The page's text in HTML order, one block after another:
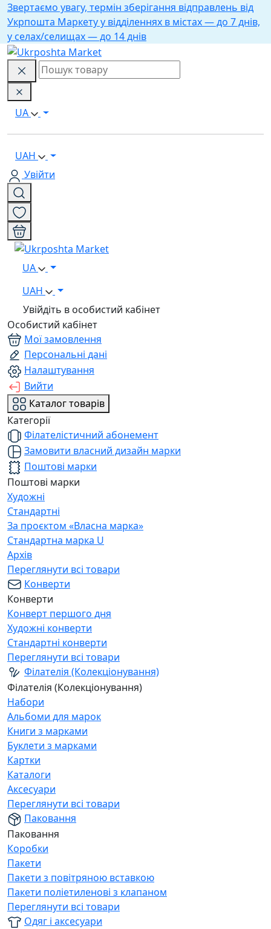
Звертаємо увагу, термін зберігання відправлень від
Укрпошта Маркету у відділеннях в містах — до 7 днів,
у селах/селищах — до 14 днів
UA
UAH
Увійти
UA
UAH
Увійдіть в особистий кабінет
Особистий кабінет
Мої замовлення
Персональні дані
Налаштування
Вийти
Каталог товарів
Категорії
Філателістичний абонемент
Замовити власний дизайн марки
Поштові марки
Поштові марки
Художні
Стандартні
За проєктом «Власна марка»
Стандартна марка U
Архів
Переглянути всі товари
Конверти
Конверти
Конверт першого дня
Художні конверти
Стандартні конверти
Переглянути всі товари
Філателія (Колекціонування)
Філателія (Колекціонування)
Набори
Альбоми для марок
Книги з марками
Буклети з марками
Картки
Каталоги
Аксесуари
Переглянути всі товари
Паковання
Паковання
Коробки
Пакети
Пакети з повітряною вставкою
Пакети поліетиленові з клапаном
Переглянути всі товари
Одяг і аксесуари